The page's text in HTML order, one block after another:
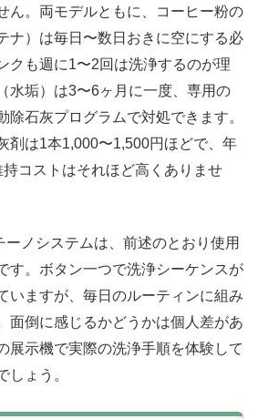
ん。両モデルともに、コーヒー粉の
ナ）は毎日〜数日おきに空にする必
クも週に1〜2回は洗浄するのが理
水垢）は3〜6ヶ月に一度、専用の
除石灰プログラムで対処できます。
剤は1本1,000〜1,500円ほどで、年
コストはそれほど高くありませ
ーノシステムは、前述のとおり使用
す。ボタン一つで洗浄シーケンスが
いますが、毎日のルーティンに組み
面倒に感じるかどうかは個人差があ
展示機で実際の洗浄手順を体験して
しょう。